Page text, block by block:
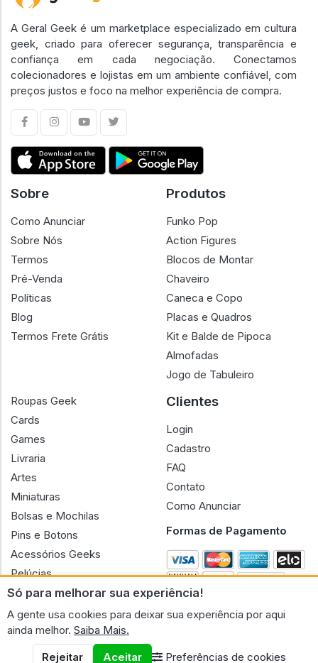
Só para melhorar sua experiência!
A gente usa cookies para deixar sua experiência por aqui
ainda melhor. Saiba Mais.
Rejeitar
Aceitar Preferências de cookies
A Geral Geek é um marketplace especializado em cultura
geek, criado para oferecer segurança, transparência e
confiança em cada negociação. Conectamos
colecionadores e lojistas em um ambiente confiável, com
preços justos e foco na melhor experiência de compra.
Sobre
Como Anunciar
Sobre Nós
Termos
Pré-Venda
Políticas
Blog
Termos Frete Grátis
Produtos
Funko Pop
Action Figures
Blocos de Montar
Chaveiro
Caneca e Copo
Placas e Quadros
Kit e Balde de Pipoca
Almofadas
Jogo de Tabuleiro
Roupas Geek
Cards
Games
Livraria
Artes
Miniaturas
Bolsas e Mochilas
Pins e Botons
Acessórios Geeks
Pelúcias
Bonecas
Clientes
Login
Cadastro
FAQ
Contato
Como Anunciar
Formas de Pagamento